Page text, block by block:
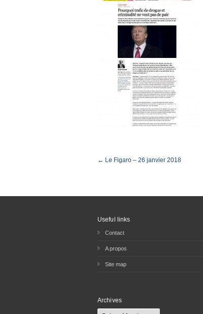
← Le Figaro – 26 janvier 2018
Useful links
Contact
A propos
Site map
Archives